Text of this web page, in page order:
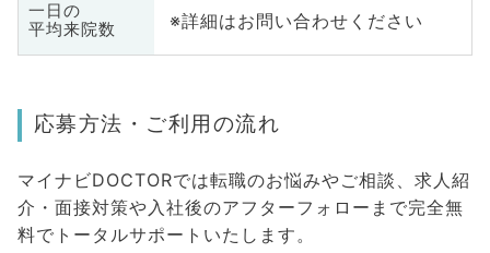
一日の
平均来院数
※詳細はお問い合わせください
応募方法・ご利用の流れ
マイナビDOCTORでは転職のお悩みやご相談、求人紹
介・面接対策や入社後のアフターフォローまで完全無
料でトータルサポートいたします。